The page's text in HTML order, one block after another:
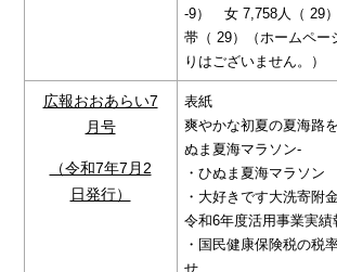
-9） 女 7,758人（ 29
帯（ 29）
（ホームペ
りはございません。）
広報おおあらい7
月号
（令和7年7月2
日発行）
表紙
爽やかな初夏の夏海路
ぬま夏海マラソン-
・ひぬま夏海マラソン
・大好きです大洗寄附
令和6年度活用事業実績
・国民健康保険税の税
せ